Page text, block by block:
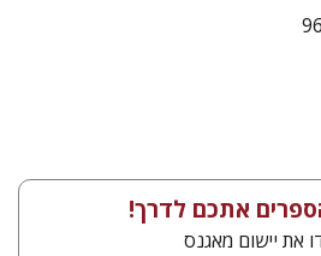
אתכם לדרך!
את יישום מאגנס